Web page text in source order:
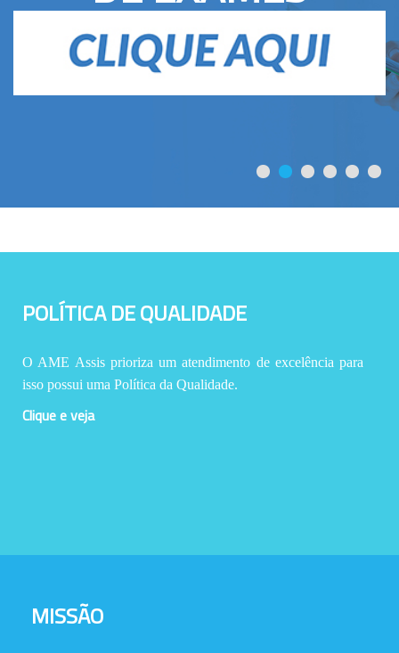
POLÍTICA DE QUALIDADE
O AME Assis prioriza um atendimento de excelência para
isso possui uma Política da Qualidade.
Clique e veja
MISSÃO